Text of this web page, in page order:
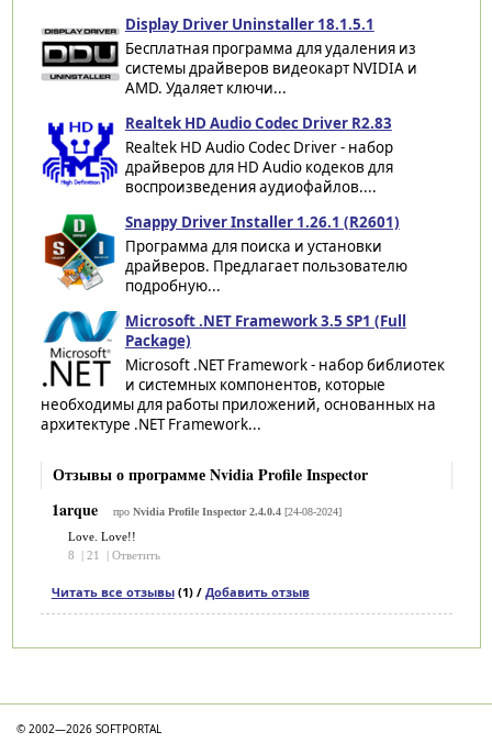
Display Driver Uninstaller 18.1.5.1
Бесплатная программа для удаления из
системы драйверов видеокарт NVIDIA и
AMD. Удаляет ключи...
Realtek HD Audio Codec Driver R2.83
Realtek HD Audio Codec Driver - набор
драйверов для HD Audio кодеков для
воспроизведения аудиофайлов....
Snappy Driver Installer 1.26.1 (R2601)
Программа для поиска и установки
драйверов. Предлагает пользователю
подробную...
Microsoft .NET Framework 3.5 SP1 (Full
Package)
Microsoft .NET Framework - набор библиотек
и системных компонентов, которые
необходимы для работы приложений, основанных на
архитектуре .NET Framework...
Отзывы о программе Nvidia Profile Inspector
1arque
про Nvidia Profile Inspector 2.4.0.4[24-08-2024]
Love. Love!!
8
21 Ответить
Читать все отзывы(1) / Добавить отзыв
© 2002—2026 SOFTPORTAL